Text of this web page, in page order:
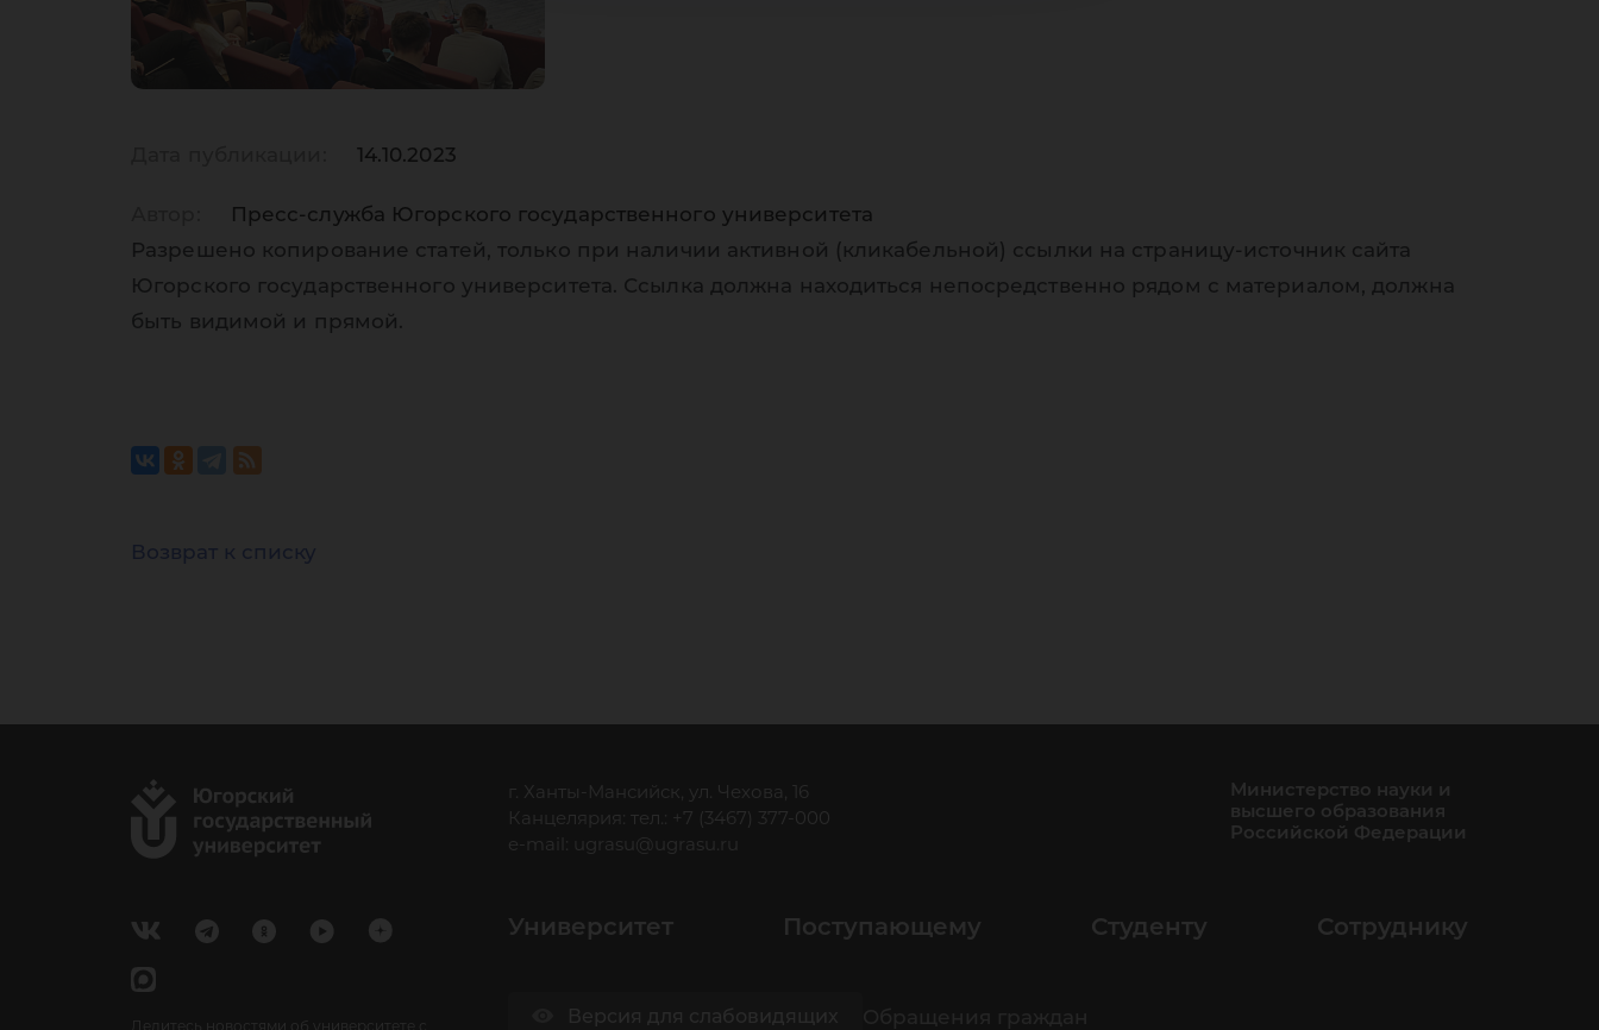
14.10.2023
Пресс-служба Югорского государственного университета
Разрешено копирование статей, только при наличии активной (кликабельной) ссылки на страницу-источник сайта
Югорского государственного университета. Ссылка должна находиться непосредственно рядом с материалом, должна
быть видимой и прямой.
Возврат к списку
Делитесь новостями об университете с
г. Ханты-Мансийск, ул. Чехова, 16
Канцелярия: тел.: +7 (3467) 377-000
e-mail:
ugrasu@ugrasu.ru
Министерство науки и
высшего образования
Российской Федерации
Университет Поступающему Студенту Сотруднику